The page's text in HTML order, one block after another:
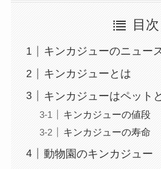
目次
キンカジューのニュー
キンカジューとは
キンカジューはペット
キンカジューの値段
キンカジューの寿命
動物園のキンカジュー